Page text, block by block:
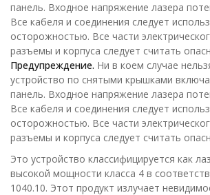
панель. Входное напряжение лазера
Все кабеля и соединения следует
осторожностью. Все части
разъемы и корпуса следует считать
Предупреждение. Ни в коем случае
устройство по снятыми крышками
панель. Входное напряжение лазера
Все кабеля и соединения следует
осторожностью. Все части
разъемы и корпуса следует считать
Это устройство классифицируется как
высокой мощности класса 4 в
1040.10. Этот продукт излучает